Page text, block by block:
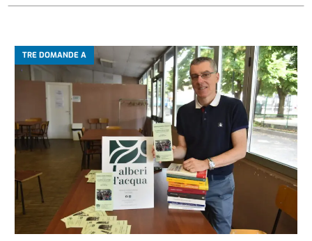
TRE DOMANDE A